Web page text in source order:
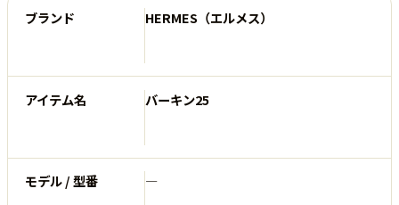
ブランド HERMES（エルメス）
アイテム名 バーキン25
モデル / 型番 ―